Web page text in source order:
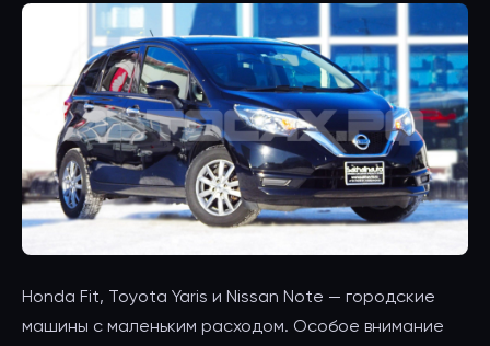
Honda Fit, Toyota Yaris и Nissan Note — городские
машины с маленьким расходом. Особое внимание